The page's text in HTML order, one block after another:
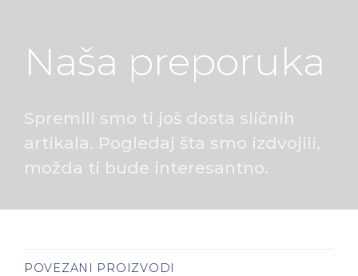
Naša preporuka
Spremili smo ti još dosta sličnih
artikala. Pogledaj šta smo izdvojili,
možda ti bude interesantno.
POVEZANI PROIZVODI